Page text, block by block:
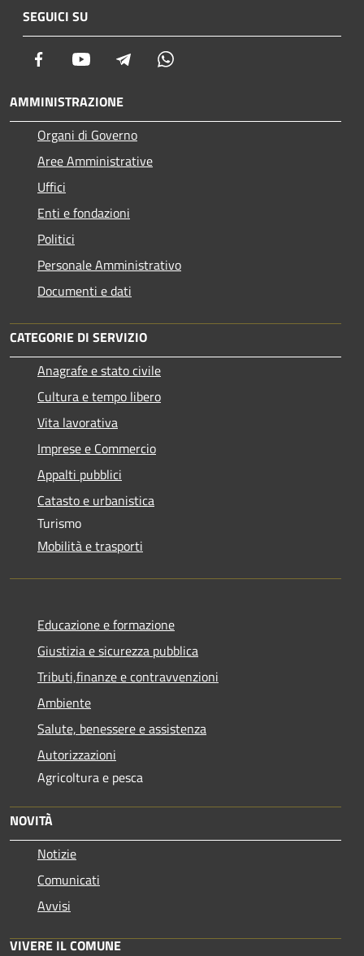
SEGUICI SU
Facebook Youtube Telegram
AMMINISTRAZIONE
Organi di Governo
Aree Amministrative
Uffici
Enti e fondazioni
Politici
Personale Amministrativo
Documenti e dati
CATEGORIE DI SERVIZIO
Anagrafe e stato civile
Cultura e tempo libero
Vita lavorativa
Imprese e Commercio
Appalti pubblici
Catasto e urbanistica
Turismo
Mobilità e trasporti
Educazione e formazione
Giustizia e sicurezza pubblica
Tributi,finanze e contravvenzioni
Ambiente
Salute, benessere e assistenza
Autorizzazioni
Agricoltura e pesca
NOVITÀ
Notizie
Comunicati
Avvisi
VIVERE IL COMUNE